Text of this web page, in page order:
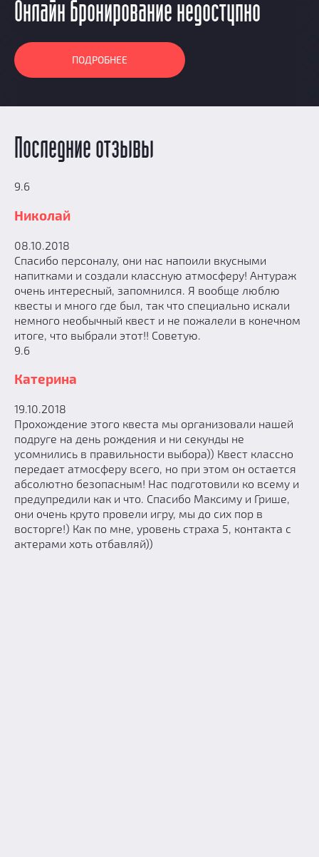
Онлайн бронирование недоступно
ПОДРОБНЕЕ
Последние отзывы
9.6
Николай
08.10.2018
Спасибо персоналу, они нас напоили вкусными
напитками и создали классную атмосферу! Антураж
очень интересный, запомнился. Я вообще люблю
квесты и много где был, так что специально искали
немного необычный квест и не пожалели в конечном
итоге, что выбрали этот!! Советую.
9.6
Катерина
19.10.2018
Прохождение этого квеста мы организовали нашей
подруге на день рождения и ни секунды не
усомнились в правильности выбора)) Квест классно
передает атмосферу всего, но при этом он остается
абсолютно безопасным! Нас подготовили ко всему и
предупредили как и что. Спасибо Максиму и Грише,
они очень круто провели игру, мы до сих пор в
восторге!) Как по мне, уровень страха 5, контакта с
актерами хоть отбавляй))